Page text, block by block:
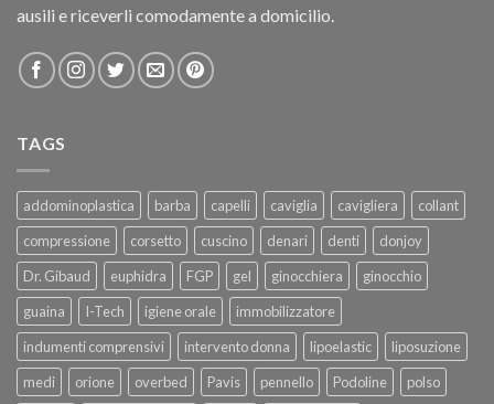
ausili e riceverli comodamente a domicilio.
TAGS
addominoplastica barba capelli caviglia cavigliera
collant
compressione
corsetto cuscino denari denti
donjoy
Dr. Gibaud
euphidra FGP gel ginocchiera
ginocchio
guaina
I-Tech igiene orale
immobilizzatore
indumenti comprensivi
intervento donna lipoelastic
liposuzione
medi
orione overbed Pavis pennello Podoline
polso